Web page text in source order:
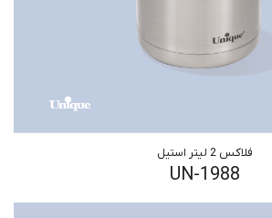
فلاکس 2 لیتر استیل
UN-1988